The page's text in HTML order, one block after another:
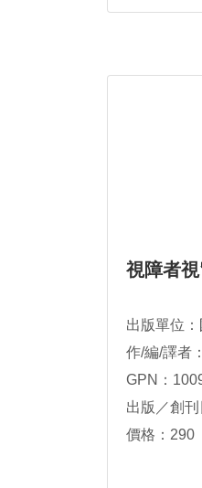
視障者
出版單位：
作/編/譯者
GPN：
出版／創
價格：290